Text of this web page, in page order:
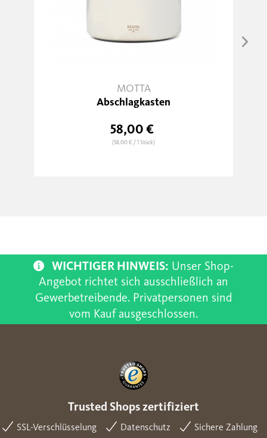
MOTTA
Abschlagkasten
58,00 €
(58,00 €/ 1 Stück)
WICHTIGER HINWEIS: Unser Shop-
Angebot richtet sich ausschließlich an
Gewerbetreibende. Privatpersonen sind
vom Kauf ausgeschlossen.
Trusted Shops zertifiziert
SSL-Verschlüsselung Datenschutz Sichere Zahlung